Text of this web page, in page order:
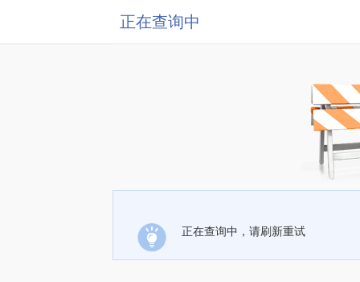
正在查询中
正在查询中，请刷新重试